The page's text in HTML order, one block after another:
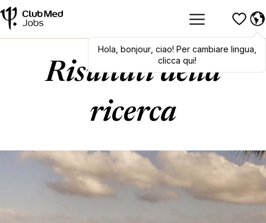
Hola,bonjour,ciao! To switch
languages, click here!
Hola bonjour, ciao! Per cambiare lingua,
clicca qui!
Risultati della
ricerca